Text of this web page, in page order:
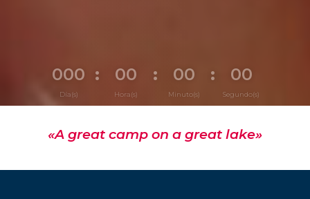
000
Día(s)
: 00
Hora(s)
: 00
Minuto(s)
: 00
Segundo(s)
«A great camp on a great lake»